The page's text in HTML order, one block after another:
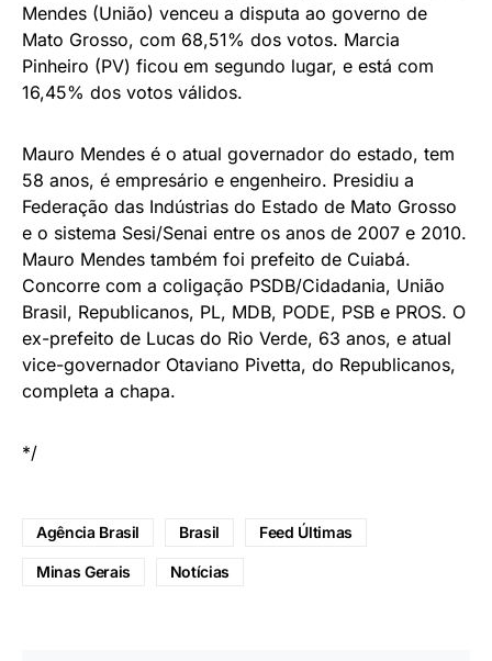
Mendes (União) venceu a disputa ao governo de
Mato Grosso, com 68,51% dos votos. Marcia
Pinheiro (PV) ficou em segundo lugar, e está com
16,45% dos votos válidos.
Mauro Mendes é o atual governador do estado, tem
58 anos, é empresário e engenheiro. Presidiu a
Federação das Indústrias do Estado de Mato Grosso
e o sistema Sesi/Senai entre os anos de 2007 e 2010.
Mauro Mendes também foi prefeito de Cuiabá.
Concorre com a coligação PSDB/Cidadania, União
Brasil, Republicanos, PL, MDB, PODE, PSB e PROS. O
ex-prefeito de Lucas do Rio Verde, 63 anos, e atual
vice-governador Otaviano Pivetta, do Republicanos,
completa a chapa.
*/
Agência Brasil Brasil Feed Últimas
Minas Gerais Notícias